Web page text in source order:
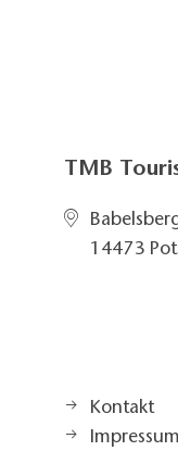
TMB
14473
Kontakt
Impressum